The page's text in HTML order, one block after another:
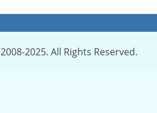
2025. All Rights Reserved.